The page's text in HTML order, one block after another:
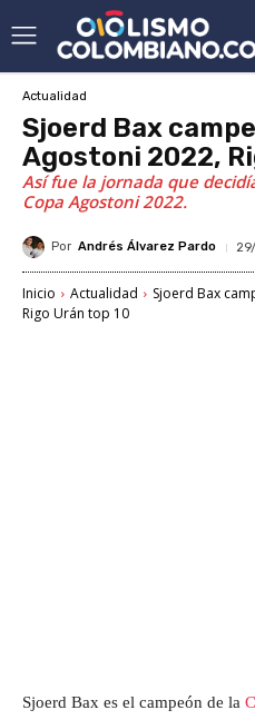
Actualidad
Sjoerd Bax
Agostoni 2022,
Así fue la jornada que
Copa Agostoni 2022.
Por Andrés Álvarez Pardo
Inicio Actualidad
Sjoerd Bax
Rigo Urán top 10
Sjoerd Bax es el campeón de la